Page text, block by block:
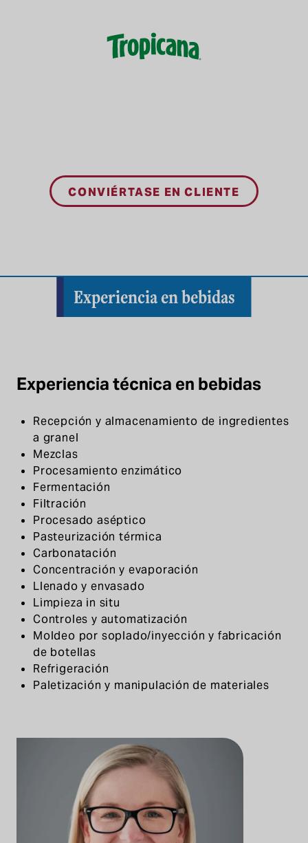
CONVIÉRTASE EN CLIENTE
Experiencia en bebidas
Experiencia técnica en bebidas
Recepción y almacenamiento de ingredientes
a granel
Mezclas
Procesamiento enzimático
Fermentación
Filtración
Procesado aséptico
Pasteurización térmica
Carbonatación
Concentración y evaporación
Llenado y envasado
Limpieza in situ
Controles y automatización
Moldeo por soplado/inyección y fabricación
de botellas
Refrigeración
Paletización y manipulación de materiales